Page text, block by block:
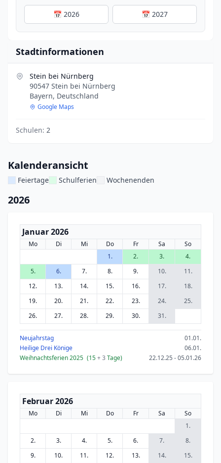
📅 2026 📅 2027
Stadtinformationen
Stein bei Nürnberg
90547 Stein bei Nürnberg
Bayern, Deutschland
Google Maps
Schulen: 2
Kalenderansicht
Feiertage Schulferien Wochenenden
2026
Januar 2026
Mo Di Mi Do Fr Sa
So
1.
2. 3.
4.
5.
6. 7. 8. 9. 10.
11.
12.
13. 14. 15. 16. 17.
18.
19.
20. 21. 22. 23. 24.
25.
26.
27. 28. 29. 30. 31.
Neujahrstag
01.01.
Heilige Drei Könige
06.01.
Weihnachtsferien 2025 (15+ 3 Tage) 22.12.25 - 05.01.26
Februar 2026
Mo Di Mi Do Fr Sa
So
1.
2.
3. 4. 5. 6. 7.
8.
9.
10. 11. 12. 13. 14.
15.